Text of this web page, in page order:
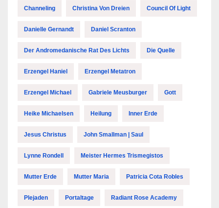
Channeling Christina Von Dreien Council Of Light
Danielle Gernandt Daniel Scranton
Der Andromedanische Rat Des Lichts Die Quelle
Erzengel Haniel Erzengel Metatron
Erzengel Michael Gabriele Meusburger Gott
Heike Michaelsen Heilung Inner Erde
Jesus Christus John Smallman | Saul
Lynne Rondell Meister Hermes Trismegistos
Mutter Erde Mutter Maria Patricia Cota Robles
Plejaden Portaltage Radiant Rose Academy